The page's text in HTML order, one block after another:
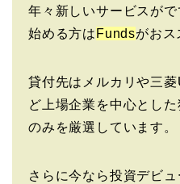
年々新しいサービスが
始める方は Fundsがおス
貸付先はメルカリや三
ど上場企業を中心とし
のみを厳選しています。
さらに今なら投資デビ